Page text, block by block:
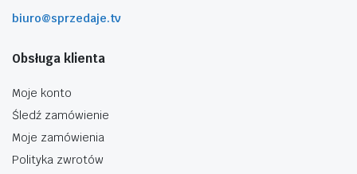
biuro@sprzedaje.tv
Obsługa klienta
Moje konto
Śledź zamówienie
Moje zamówienia
Polityka zwrotów